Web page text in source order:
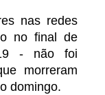
nas redes
no final de
- não foi
morreram
domingo.